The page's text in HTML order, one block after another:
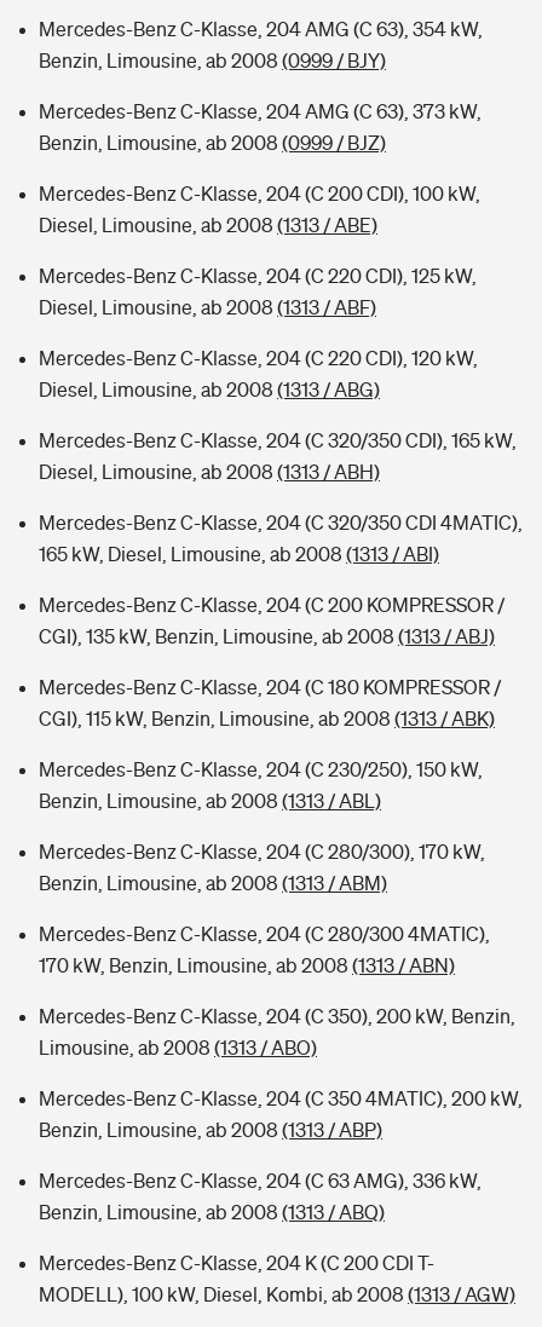
Mercedes-Benz C-Klasse, 204 AMG (C 63), 354 kW,
Benzin, Limousine, ab 2008 (0999 / BJY)
Mercedes-Benz C-Klasse, 204 AMG (C 63), 373 kW,
Benzin, Limousine, ab 2008 (0999 / BJZ)
Mercedes-Benz C-Klasse, 204 (C 200 CDI), 100 kW,
Diesel, Limousine, ab 2008 (1313 / ABE)
Mercedes-Benz C-Klasse, 204 (C 220 CDI), 125 kW,
Diesel, Limousine, ab 2008 (1313 / ABF)
Mercedes-Benz C-Klasse, 204 (C 220 CDI), 120 kW,
Diesel, Limousine, ab 2008 (1313 / ABG)
Mercedes-Benz C-Klasse, 204 (C 320/350 CDI), 165 kW,
Diesel, Limousine, ab 2008 (1313 / ABH)
Mercedes-Benz C-Klasse, 204 (C 320/350 CDI 4MATIC),
165 kW, Diesel, Limousine, ab 2008 (1313 / ABI)
Mercedes-Benz C-Klasse, 204 (C 200 KOMPRESSOR /
CGI), 135 kW, Benzin, Limousine, ab 2008 (1313 / ABJ)
Mercedes-Benz C-Klasse, 204 (C 180 KOMPRESSOR /
CGI), 115 kW, Benzin, Limousine, ab 2008 (1313 / ABK)
Mercedes-Benz C-Klasse, 204 (C 230/250), 150 kW,
Benzin, Limousine, ab 2008 (1313 / ABL)
Mercedes-Benz C-Klasse, 204 (C 280/300), 170 kW,
Benzin, Limousine, ab 2008 (1313 / ABM)
Mercedes-Benz C-Klasse, 204 (C 280/300 4MATIC),
170 kW, Benzin, Limousine, ab 2008 (1313 / ABN)
Mercedes-Benz C-Klasse, 204 (C 350), 200 kW, Benzin,
Limousine, ab 2008 (1313 / ABO)
Mercedes-Benz C-Klasse, 204 (C 350 4MATIC), 200 kW,
Benzin, Limousine, ab 2008 (1313 / ABP)
Mercedes-Benz C-Klasse, 204 (C 63 AMG), 336 kW,
Benzin, Limousine, ab 2008 (1313 / ABQ)
Mercedes-Benz C-Klasse, 204 K (C 200 CDI T-
MODELL), 100 kW, Diesel, Kombi, ab 2008 (1313 / AGW)